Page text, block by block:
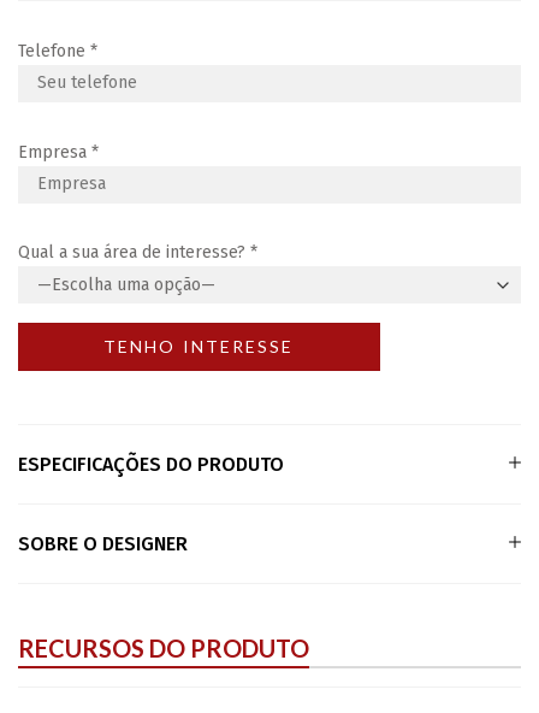
Telefone *
Empresa *
Qual a sua área de interesse? *
ESPECIFICAÇÕES DO PRODUTO
SOBRE O DESIGNER
RECURSOS DO PRODUTO